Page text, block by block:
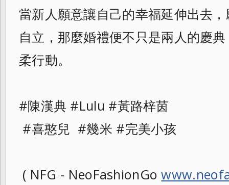
當新人願意讓自己的幸福延伸出去
自立，那麼婚禮便不只是兩人的慶
柔行動。
#陳漢典 #Lulu #黃路梓茵
#喜憨兒 #幾米 #完美小孩
( NFG - NeoFashionGo